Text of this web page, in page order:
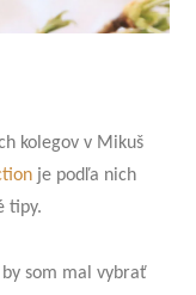
kolegov v Mikuš
je podľa nich
tipy.
by som mal vybrať